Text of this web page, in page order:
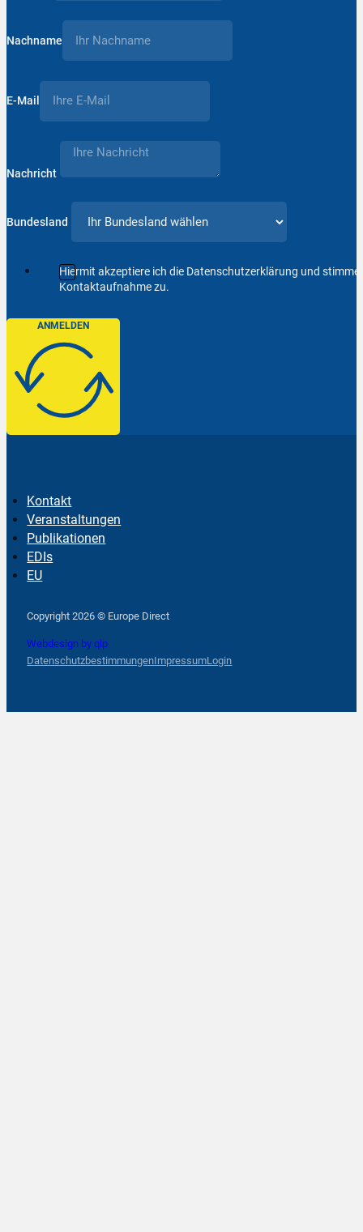
Nachname
E-Mail
Nachricht
Bundesland
Hiermit akzeptiere ich die Datenschutzerklärung und
Kontaktaufnahme zu.
ANMELDEN
Kontakt
Veranstaltungen
Publikationen
EDIs
EU
Copyright 2026 © Europe Direct
Webdesign by qlp
DatenschutzbestimmungenImpressumLogin